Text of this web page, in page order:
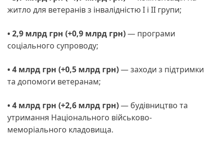
житло для ветеранів з інвалідністю І і ІІ групи;
• 2,9 млрд грн (+0,9 млрд грн)— програми
соціального супроводу;
• 4 млрд грн (+0,5 млрд грн)— заходи з підтримки
та допомоги ветеранам;
• 4 млрд грн (+2,6 млрд грн)— будівництво та
утримання Національного військово-
меморіального кладовища.